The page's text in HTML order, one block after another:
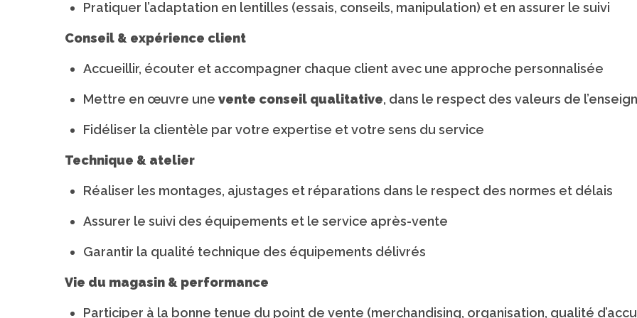
Pratiquer l’adaptation en lentilles (essais, conseils, manipulation) et en assurer le suivi
Conseil & expérience client
Accueillir, écouter et accompagner chaque client avec une approche personnalisée
Mettre en œuvre une vente conseil qualitative, dans le respect des valeurs de
Fidéliser la clientèle par votre expertise et votre sens du service
Technique & atelier
Réaliser les montages, ajustages et réparations dans le respect des normes et délais
Assurer le suivi des équipements et le service après-vente
Garantir la qualité technique des équipements délivrés
Vie du magasin & performance
Participer à la bonne tenue du point de vente (merchandising, organisation, qualité